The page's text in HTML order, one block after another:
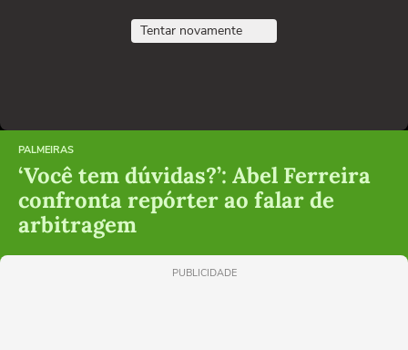
Tentar novamente
PALMEIRAS
‘Você tem dúvidas?’: Abel Ferreira
confronta repórter ao falar de
arbitragem
PUBLICIDADE